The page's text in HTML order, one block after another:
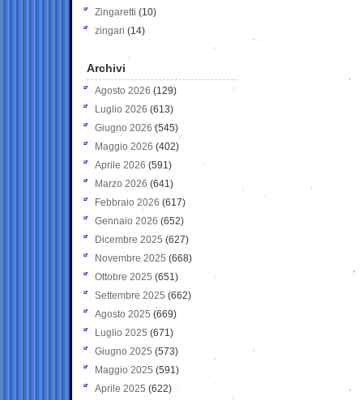
Zingaretti (10)
zingari (14)
Archivi
Agosto 2026 (129)
Luglio 2026 (613)
Giugno 2026 (545)
Maggio 2026 (402)
Aprile 2026 (591)
Marzo 2026 (641)
Febbraio 2026 (617)
Gennaio 2026 (652)
Dicembre 2025 (627)
Novembre 2025 (668)
Ottobre 2025 (651)
Settembre 2025 (662)
Agosto 2025 (669)
Luglio 2025 (671)
Giugno 2025 (573)
Maggio 2025 (591)
Aprile 2025 (622)